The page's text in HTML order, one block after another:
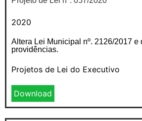
2020
Altera Lei Municipal nº. 2126/2017 e
providências.
Projetos de Lei do Executivo
Download